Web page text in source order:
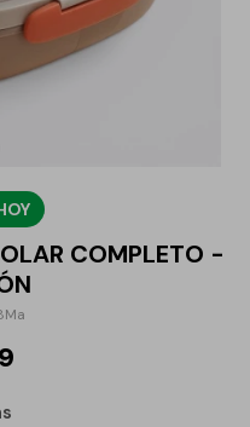
COMPLETO -